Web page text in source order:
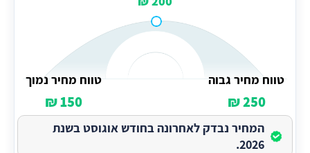
טווח מחיר גבוה
250 ₪
טווח מחיר נמוך
150 ₪
המחיר נבדק לאחרונה בחודש אוגוסט בשנת
2026.